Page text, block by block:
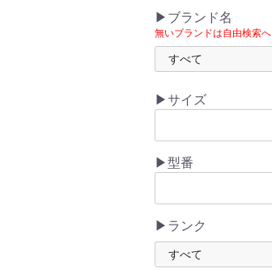
▶ブランド名
無いブランドは自由検索へ
▶サイズ
▶型番
▶ランク